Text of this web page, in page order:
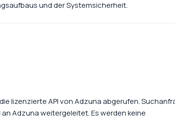
und der Systemsicherheit.
lizenzierte API von Adzuna abgerufen.
Adzuna weitergeleitet. Es werden keine